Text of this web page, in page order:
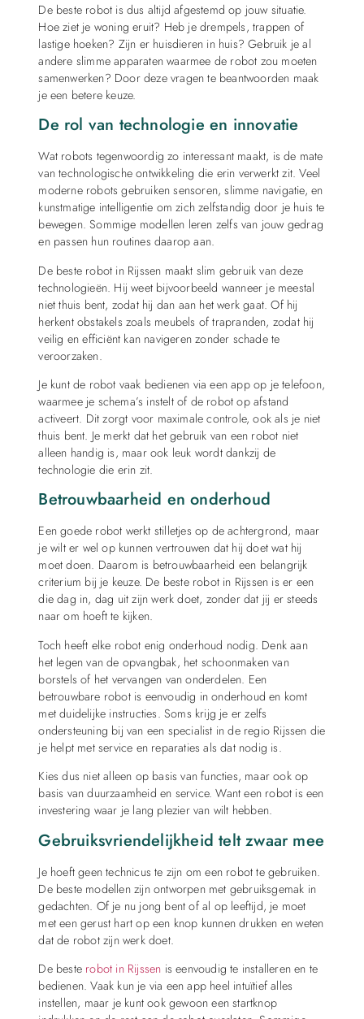
De beste robot is dus altijd afgestemd op jouw situatie.
Hoe ziet je woning eruit? Heb je drempels, trappen of
lastige hoeken? Zijn er huisdieren in huis? Gebruik je al
andere slimme apparaten waarmee de robot zou moeten
samenwerken? Door deze vragen te beantwoorden maak
je een betere keuze.
De rol van technologie en innovatie
Wat robots tegenwoordig zo interessant maakt, is de mate
van technologische ontwikkeling die erin verwerkt zit. Veel
moderne robots gebruiken sensoren, slimme navigatie, en
kunstmatige intelligentie om zich zelfstandig door je huis te
bewegen. Sommige modellen leren zelfs van jouw gedrag
en passen hun routines daarop aan.
De beste robot in Rijssen maakt slim gebruik van deze
technologieën. Hij weet bijvoorbeeld wanneer je meestal
niet thuis bent, zodat hij dan aan het werk gaat. Of hij
herkent obstakels zoals meubels of trapranden, zodat hij
veilig en efficiënt kan navigeren zonder schade te
veroorzaken.
Je kunt de robot vaak bedienen via een app op je telefoon,
waarmee je schema’s instelt of de robot op afstand
activeert. Dit zorgt voor maximale controle, ook als je niet
thuis bent. Je merkt dat het gebruik van een robot niet
alleen handig is, maar ook leuk wordt dankzij de
technologie die erin zit.
Betrouwbaarheid en onderhoud
Een goede robot werkt stilletjes op de achtergrond, maar
je wilt er wel op kunnen vertrouwen dat hij doet wat hij
moet doen. Daarom is betrouwbaarheid een belangrijk
criterium bij je keuze. De beste robot in Rijssen is er een
die dag in, dag uit zijn werk doet, zonder dat jij er steeds
naar om hoeft te kijken.
Toch heeft elke robot enig onderhoud nodig. Denk aan
het legen van de opvangbak, het schoonmaken van
borstels of het vervangen van onderdelen. Een
betrouwbare robot is eenvoudig in onderhoud en komt
met duidelijke instructies. Soms krijg je er zelfs
ondersteuning bij van een specialist in de regio Rijssen die
je helpt met service en reparaties als dat nodig is.
Kies dus niet alleen op basis van functies, maar ook op
basis van duurzaamheid en service. Want een robot is een
investering waar je lang plezier van wilt hebben.
Gebruiksvriendelijkheid telt zwaar mee
Je hoeft geen technicus te zijn om een robot te gebruiken.
De beste modellen zijn ontworpen met gebruiksgemak in
gedachten. Of je nu jong bent of al op leeftijd, je moet
met een gerust hart op een knop kunnen drukken en weten
dat de robot zijn werk doet.
De beste robot in Rijssen is eenvoudig te installeren en te
bedienen. Vaak kun je via een app heel intuïtief alles
instellen, maar je kunt ook gewoon een startknop